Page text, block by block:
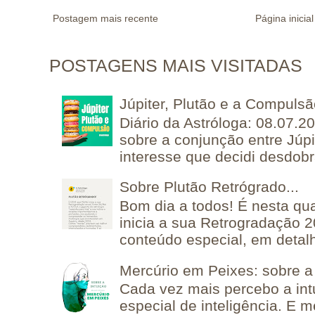
Postagem mais recente Página inicial
POSTAGENS MAIS VISITADAS
Júpiter, Plutão e a
Diário da Astróloga:
sobre a conjunção entre
interesse que decidi
Sobre Plutão Retrógrado...
Bom dia a todos! É nesta
inicia a sua Retrogradação
conteúdo especial, em
Mercúrio em Peixes: sobre
Cada vez mais percebo a
especial de inteligência. E